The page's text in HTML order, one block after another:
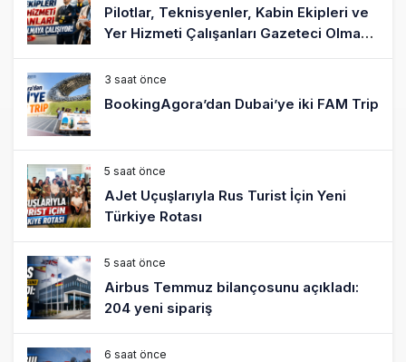
Pilotlar, Teknisyenler, Kabin Ekipleri ve
Yer Hizmeti Çalışanları Gazeteci Olmaya
Çalışıyor!
3 saat önce
BookingAgora’dan Dubai’ye iki FAM Trip
5 saat önce
AJet Uçuşlarıyla Rus Turist İçin Yeni
Türkiye Rotası
5 saat önce
Airbus Temmuz bilançosunu açıkladı:
204 yeni sipariş
6 saat önce